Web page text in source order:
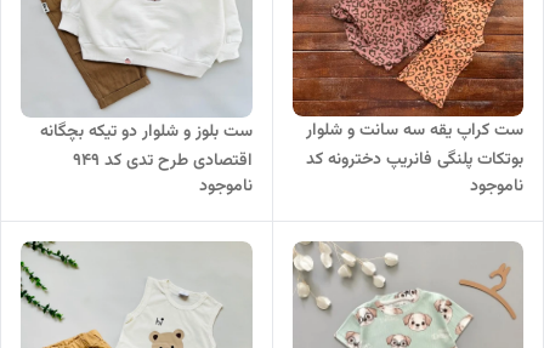
ست کراپ یقه سه سانت و شلوار
بوتکات پلنگی فانریپ دخترونه کد
۹۲۲
ناموجود
ست بلوز و شلوار دو تیکه بچگانه
اقتصادی طرح تدی کد ۹۴۹
ناموجود